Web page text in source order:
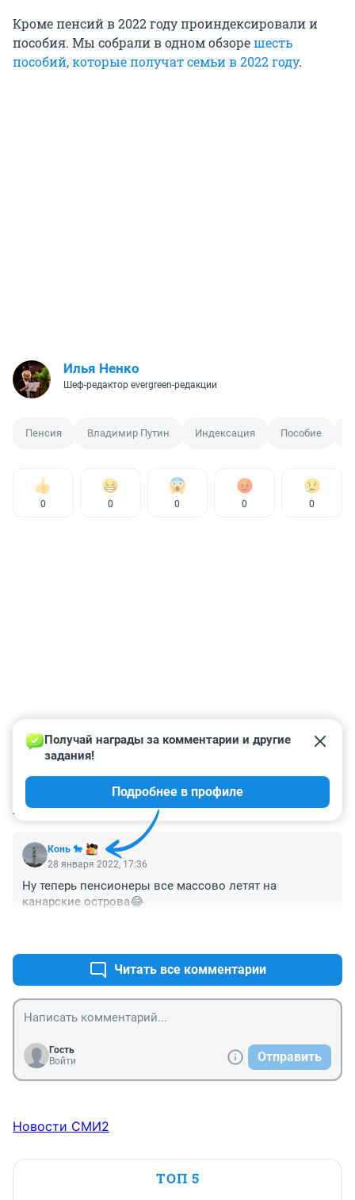
Кроме пенсий в 2022 году проиндексировали и
пособия. Мы собрали в одном обзорешесть
пособий, которые получат семьи в 2022 году.
Илья Ненко
Шеф-редактор evergreen-редакции
Пенсия Владимир Путин Индексация Пособие
0 0 0 0 0
КОММЕНТАРИИ 4
Конь 🐎
Получай награды за комментарии и другие
задания!
Подробнее в профиле
28 января 2022, 17:36
Ну теперь пенсионеры все массово летят на
канарские острова😂
Читать все комментарии
Гость
Войти
Отправить
Новости СМИ2
ТОП 5